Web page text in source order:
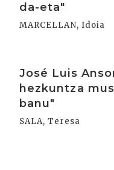
da-eta"
MARCELLAN, Idoia
José Luis
hezkuntza
banu"
SALA, Teresa